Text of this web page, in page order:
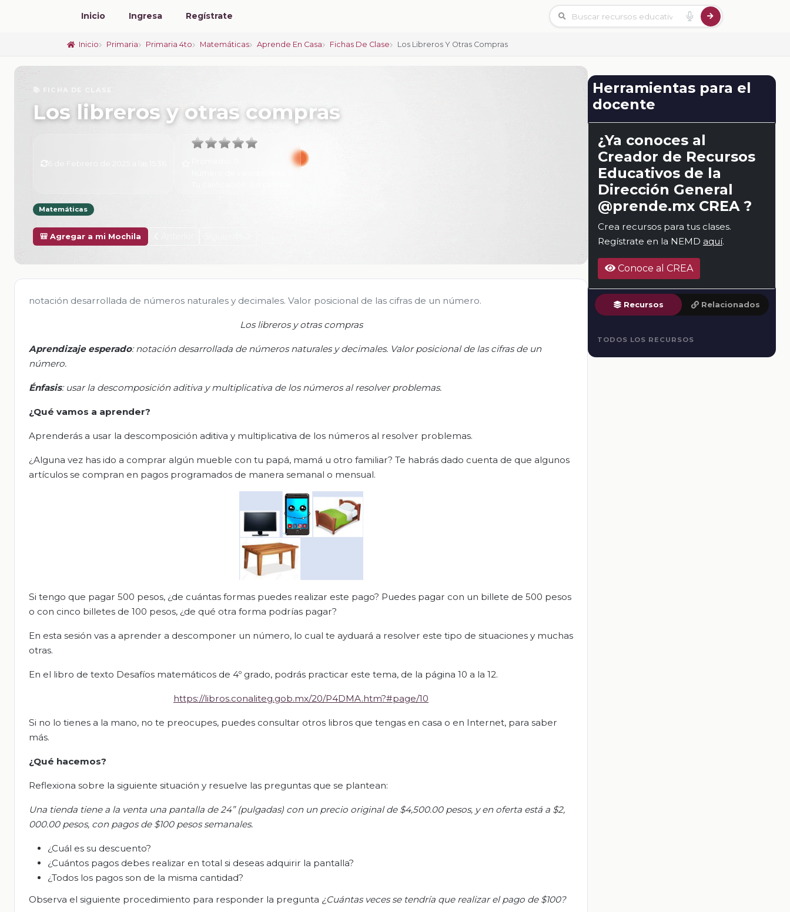
Inicio Ingresa Regístrate
Inicio Primaria Primaria 4to Matemáticas Aprende En Casa Fichas De Clase Los Libreros Y Otras Compras
📚 FICHA DE CLASE
Los libreros y otras compras
Matemáticas
🎒 Agregar a mi Mochila
notación desarrollada de números naturales y decimales. Valor posicional de las cifras de un número.
Los libreros y otras compras
Aprendizaje esperado: notación desarrollada de números naturales y decimales. Valor posicional de las cifras de un
número.
Énfasis: usar la descomposición aditiva y multiplicativa de los números al resolver problemas.
¿Qué vamos a aprender?
Aprenderás a usar la descomposición aditiva y multiplicativa de los números al resolver problemas.
¿Alguna vez has ido a comprar algún mueble con tu papá, mamá u otro familiar? Te habrás dado cuenta de que algunos
artículos se compran en pagos programados de manera semanal o mensual.
Si tengo que pagar 500 pesos, ¿de cuántas formas puedes realizar este pago? Puedes pagar con un billete de 500 pesos
o con cinco billetes de 100 pesos, ¿de qué otra forma podrías pagar?
En esta sesión vas a aprender a descomponer un número, lo cual te ayduará a resolver este tipo de situaciones y muchas
otras.
En el libro de texto Desafíos matemáticos de 4º grado, podrás practicar este tema, de la página 10 a la 12.
https://libros.conaliteg.gob.mx/20/P4DMA.htm?#page/10
Si no lo tienes a la mano, no te preocupes, puedes consultar otros libros que tengas en casa o en Internet, para saber
más.
¿Qué hacemos?
Reflexiona sobre la siguiente situación y resuelve las preguntas que se plantean:
Una tienda tiene a la venta una pantalla de 24” (pulgadas) con un precio originalde $4,500.00pesos, y en oferta está a $2,
000.00 pesos, con pagosde $100 pesossemanales.
¿Cuál es su descuento?
¿Cuántos pagos debes realizar en total si deseas adquirir la pantalla?
¿Todos los pagos son de la misma cantidad?
Observa el siguiente procedimiento para responder la pregunta ¿Cuántas veces se tendría que realizar el pago de $100?
Herramientas para el
docente
¿Ya conoces al
Creador de Recursos
Educativos de la
Dirección General
@prende.mx CREA ?
Crea recursos para tus clases.
Regístrate en la NEMD aquí.
Conoce al CREA
Recursos Relacionados
TODOS LOS RECURSOS